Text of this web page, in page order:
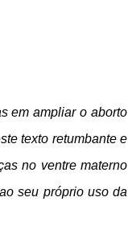
em ampliar o aborto
texto retumbante e
no ventre materno
seu próprio uso da